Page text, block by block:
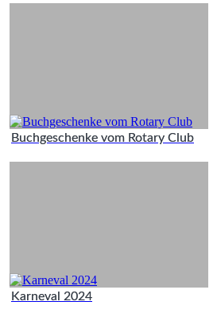
Buchgeschenke vom Rotary Club
Karneval 2024